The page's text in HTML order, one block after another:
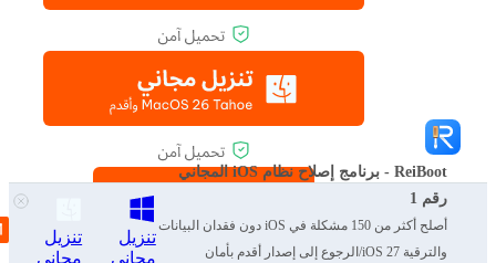
ReiBoot - برنامج إصلاح نظام iOS المجاني
رقم 1
أصلح أكثر من 150 مشكلة في iOS دون فقدان البيانات
والترقية iOS 27/الرجوع إلى إصدار أقدم بأمان
تنزيل
مجاني
تنزيل
مجاني